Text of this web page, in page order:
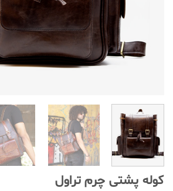
کوله پشتی چرم تراول